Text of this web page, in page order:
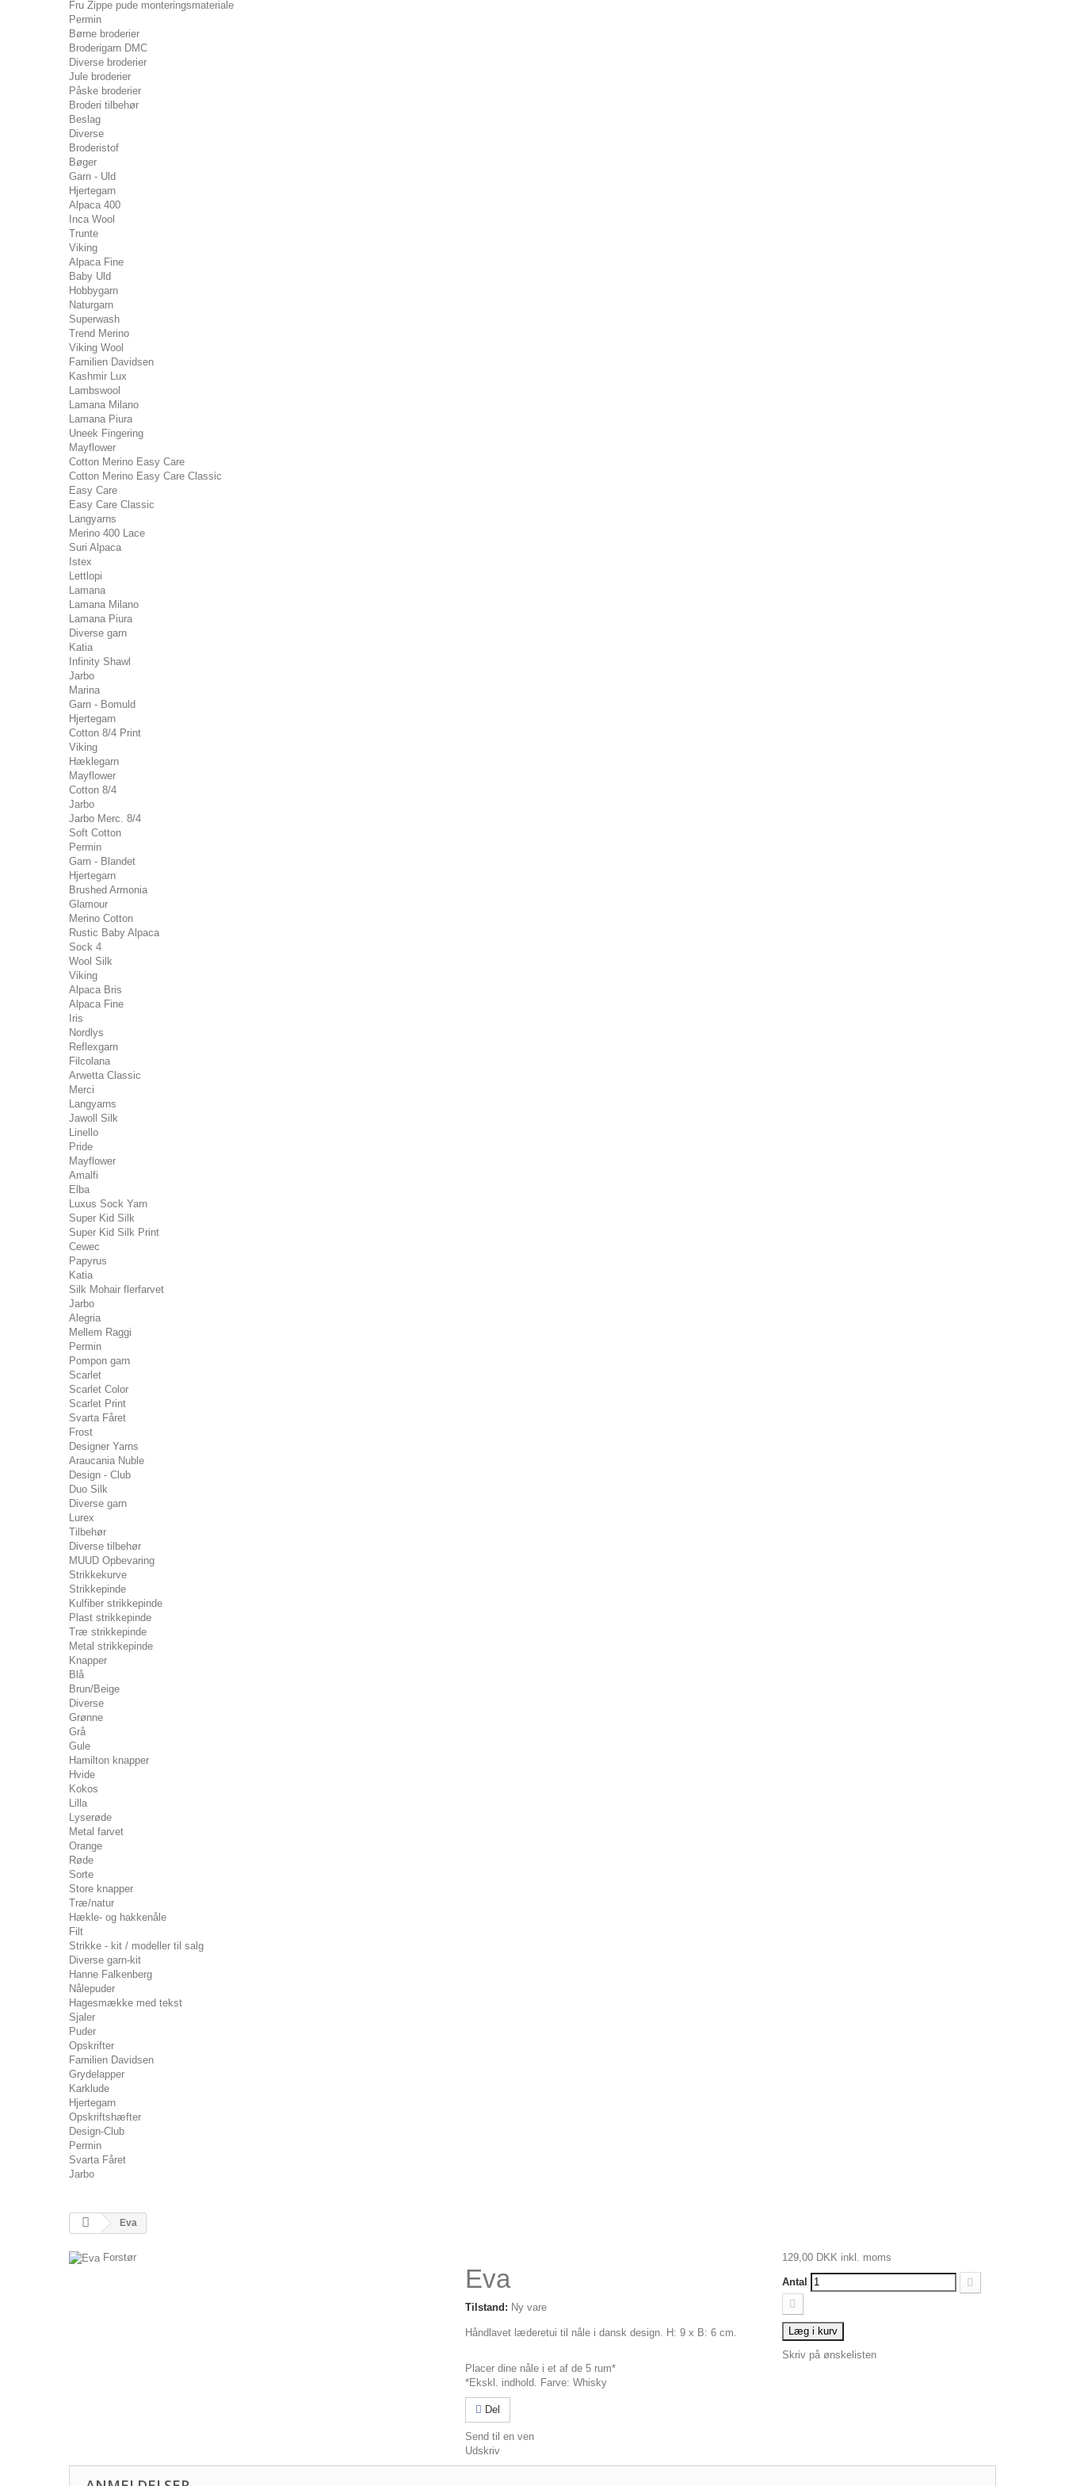
Fru Zippe pude monteringsmateriale
Permin
Børne broderier
Broderigarn DMC
Diverse broderier
Jule broderier
Påske broderier
Broderi tilbehør
Beslag
Diverse
Broderistof
Bøger
Garn - Uld
Hjertegarn
Alpaca 400
Inca Wool
Trunte
Viking
Alpaca Fine
Baby Uld
Hobbygarn
Naturgarn
Superwash
Trend Merino
Viking Wool
Familien Davidsen
Kashmir Lux
Lambswool
Lamana Milano
Lamana Piura
Uneek Fingering
Mayflower
Cotton Merino Easy Care
Cotton Merino Easy Care Classic
Easy Care
Easy Care Classic
Langyarns
Merino 400 Lace
Suri Alpaca
Istex
Lettlopi
Lamana
Lamana Milano
Lamana Piura
Diverse garn
Katia
Infinity Shawl
Jarbo
Marina
Garn - Bomuld
Hjertegarn
Cotton 8/4 Print
Viking
Hæklegarn
Mayflower
Cotton 8/4
Jarbo
Jarbo Merc. 8/4
Soft Cotton
Permin
Garn - Blandet
Hjertegarn
Brushed Armonia
Glamour
Merino Cotton
Rustic Baby Alpaca
Sock 4
Wool Silk
Viking
Alpaca Bris
Alpaca Fine
Iris
Nordlys
Reflexgarn
Filcolana
Arwetta Classic
Merci
Langyarns
Jawoll Silk
Linello
Pride
Mayflower
Amalfi
Elba
Luxus Sock Yarn
Super Kid Silk
Super Kid Silk Print
Cewec
Papyrus
Katia
Silk Mohair flerfarvet
Jarbo
Alegria
Mellem Raggi
Permin
Pompon garn
Scarlet
Scarlet Color
Scarlet Print
Svarta Fåret
Frost
Designer Yarns
Araucania Nuble
Design - Club
Duo Silk
Diverse garn
Lurex
Tilbehør
Diverse tilbehør
MUUD Opbevaring
Strikkekurve
Strikkepinde
Kulfiber strikkepinde
Plast strikkepinde
Træ strikkepinde
Metal strikkepinde
Knapper
Blå
Brun/Beige
Diverse
Grønne
Grå
Gule
Hamilton knapper
Hvide
Kokos
Lilla
Lyserøde
Metal farvet
Orange
Røde
Sorte
Store knapper
Træ/natur
Hækle- og hakkenåle
Filt
Strikke - kit / modeller til salg
Diverse garn-kit
Hanne Falkenberg
Nålepuder
Hagesmække med tekst
Sjaler
Puder
Opskrifter
Familien Davidsen
Grydelapper
Karklude
Hjertegarn
Opskriftshæfter
Design-Club
Permin
Svarta Fåret
Jarbo
Eva
Forstør
Eva
Tilstand: Ny vare
Håndlavet læderetui til nåle i dansk design. H: 9 x B: 6 cm.
Placer dine nåle i et af de 5 rum*
*Ekskl. indhold. Farve: Whisky
Del
Send til en ven
Udskriv
129,00 DKKinkl. moms
Antal
Læg i kurv
Skriv på ønskelisten